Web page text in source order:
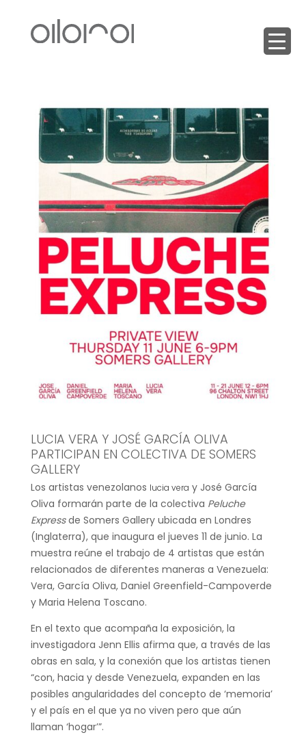
LUCIA VERA Y JOSÉ GARCÍA OLIVA
PARTICIPAN EN COLECTIVA DE SOMERS
GALLERY
Los artistas venezolanos lucia vera y José García
Oliva formarán parte de la colectiva Peluche
Expressde Somers Gallery ubicada en Londres
(Inglaterra), que inaugura el jueves 11 de junio. La
muestra reúne el trabajo de 4 artistas que están
relacionados de diferentes maneras a Venezuela:
Vera, García Oliva, Daniel Greenfield-Campoverde
y Maria Helena Toscano.
En el texto que acompaña la exposición, la
investigadora Jenn Ellis afirma que, a través de las
obras en sala, y la conexión que los artistas tienen
“con, hacia y desde Venezuela, expanden en las
posibles angularidades del concepto de ‘memoria’
y el país en el que ya no viven pero que aún
llaman ‘hogar’”.